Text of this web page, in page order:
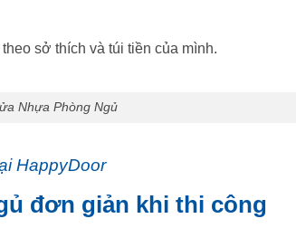
sở thích và túi tiền của mình.
Nhựa Phòng Ngủ
HappyDoor
đơn giản khi thi công